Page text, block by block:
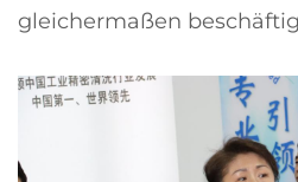
gleichermaßen